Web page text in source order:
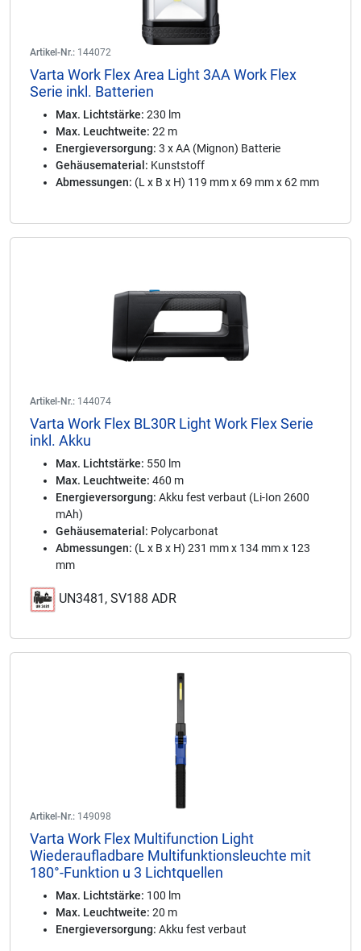
Artikel-Nr.: 144072
Varta Work Flex Area Light 3AA Work Flex
Serie inkl. Batterien
Max. Lichtstärke: 230 lm
Max. Leuchtweite: 22 m
Energieversorgung: 3 x AA (Mignon) Batterie
Gehäusematerial: Kunststoff
Abmessungen: (L x B x H) 119 mm x 69 mm x 62 mm
Artikel-Nr.: 144074
Varta Work Flex BL30R Light Work Flex Serie
inkl. Akku
Max. Lichtstärke: 550 lm
Max. Leuchtweite: 460 m
Energieversorgung: Akku fest verbaut (Li-Ion 2600
mAh)
Gehäusematerial: Polycarbonat
Abmessungen: (L x B x H) 231 mm x 134 mm x 123
mm
UN3481, SV188 ADR
Artikel-Nr.: 149098
Varta Work Flex Multifunction Light
Wiederaufladbare Multifunktionsleuchte mit
180°-Funktion u 3 Lichtquellen
Max. Lichtstärke: 100 lm
Max. Leuchtweite: 20 m
Energieversorgung: Akku fest verbaut